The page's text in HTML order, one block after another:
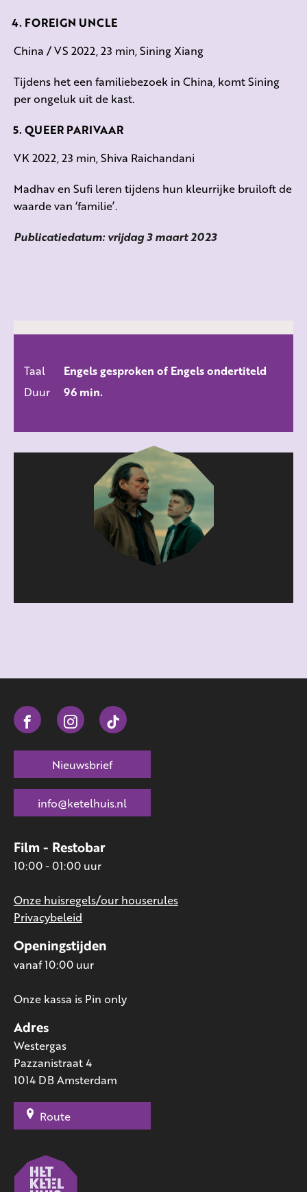
FOREIGN UNCLE
China / VS 2022, 23 min, Sining Xiang
Tijdens het een familiebezoek in China, komt Sining
per ongeluk uit de kast.
QUEER PARIVAAR
VK 2022, 23 min, Shiva Raichandani
Madhav en Sufi leren tijdens hun kleurrijke bruiloft de
waarde van ‘familie’.
Publicatiedatum: vrijdag 3 maart 2023
ALLE FILMS
Taal
Engels gesproken of Engels ondertiteld
Duur
96 min.
Adres
Westergas
Pazzanistraat 4
1014 DB Amsterdam
Route
Openingstijden
vanaf 10:00 uur
Onze kassa is Pin only
Film - Restobar
10:00 - 01:00 uur
Onze huisregels/our houserules
Privacybeleid
Nieuwsbrief
info@ketelhuis.nl